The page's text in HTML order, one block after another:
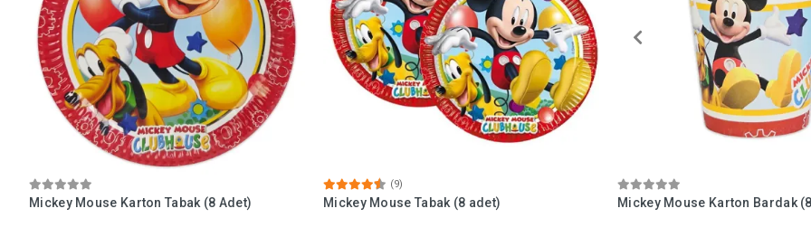
Mickey Mouse Karton Tabak (8 Adet)
(9)
Mickey Mouse Tabak (8 adet) Mickey Mouse Karton Bardak